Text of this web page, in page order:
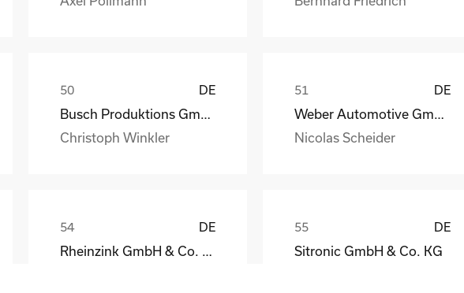
DE
Christoph Winkler
DE
Nicolas Scheider
DE DE
Sitronic GmbH & Co. KG